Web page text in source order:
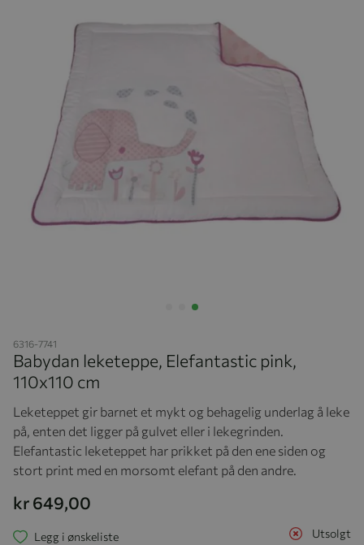
6316-7741
Babydan leketeppe, Elefantastic pink,
110x110 cm
Leketeppet gir barnet et mykt og behagelig underlag å leke
på, enten det ligger på gulvet eller i lekegrinden.
Elefantastic leketeppet har prikket på den ene siden og
stort print med en morsomt elefant på den andre.
kr 649,00
Utsolgt
Legg i ønskeliste